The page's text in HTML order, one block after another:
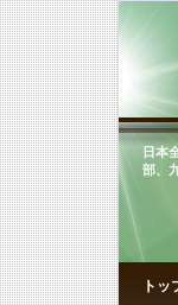
日本
部、
トッ